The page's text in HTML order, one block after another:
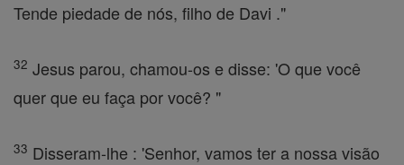
Tende piedade de nós, filho de Davi ."
32 Jesus parou, chamou-os e disse: 'O que você
quer que eu faça por você? "
33 Disseram-lhe : 'Senhor, vamos ter a nossa visão